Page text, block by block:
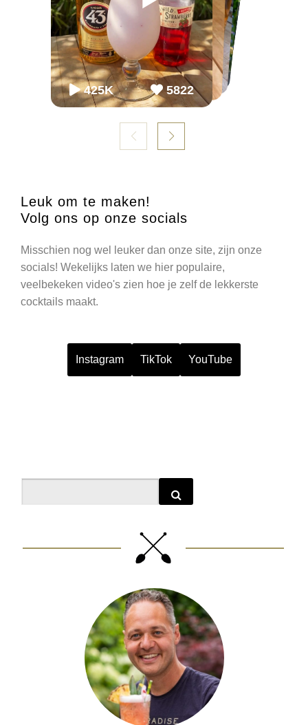
Leuk om te maken!
Volg ons op onze socials
Misschien nog wel leuker dan onze site, zijn onze
socials! Wekelijks laten we hier populaire,
veelbekeken video's zien hoe je zelf de lekkerste
cocktails maakt.
Instagram TikTok YouTube
425K 5822
98K 1099
86K 952
2.2M 54.3K
65K
2243
65K
868